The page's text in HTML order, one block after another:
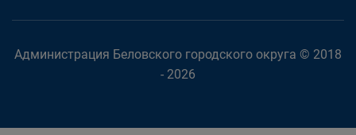
Администрация Беловского городского округа © 2018
- 2026